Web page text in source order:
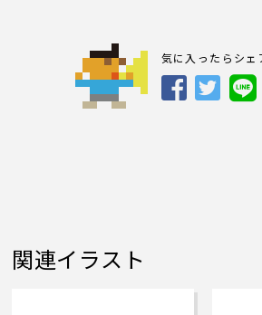
気に入ったらシェ
関連イラスト